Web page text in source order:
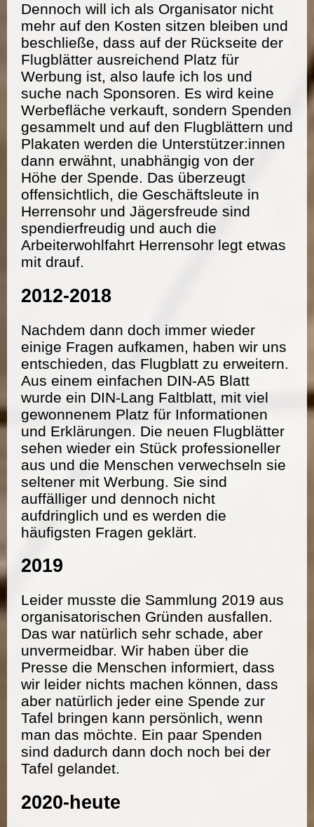
Dennoch will ich als Organisator nicht
mehr auf den Kosten sitzen bleiben und
beschließe, dass auf der Rückseite der
Flugblätter ausreichend Platz für
Werbung ist, also laufe ich los und
suche nach Sponsoren. Es wird keine
Werbefläche verkauft, sondern Spenden
gesammelt und auf den Flugblättern und
Plakaten werden die Unterstützer:innen
dann erwähnt, unabhängig von der
Höhe der Spende. Das überzeugt
offensichtlich, die Geschäftsleute in
Herrensohr und Jägersfreude sind
spendierfreudig und auch die
Arbeiterwohlfahrt Herrensohr legt etwas
mit drauf.
2012-2018
Nachdem dann doch immer wieder
einige Fragen aufkamen, haben wir uns
entschieden, das Flugblatt zu erweitern.
Aus einem einfachen DIN-A5 Blatt
wurde ein DIN-Lang Faltblatt, mit viel
gewonnenem Platz für Informationen
und Erklärungen. Die neuen Flugblätter
sehen wieder ein Stück professioneller
aus und die Menschen verwechseln sie
seltener mit Werbung. Sie sind
auffälliger und dennoch nicht
aufdringlich und es werden die
häufigsten Fragen geklärt.
2019
Leider musste die Sammlung 2019 aus
organisatorischen Gründen ausfallen.
Das war natürlich sehr schade, aber
unvermeidbar. Wir haben über die
Presse die Menschen informiert, dass
wir leider nichts machen können, dass
aber natürlich jeder eine Spende zur
Tafel bringen kann persönlich, wenn
man das möchte. Ein paar Spenden
sind dadurch dann doch noch bei der
Tafel gelandet.
2020-heute